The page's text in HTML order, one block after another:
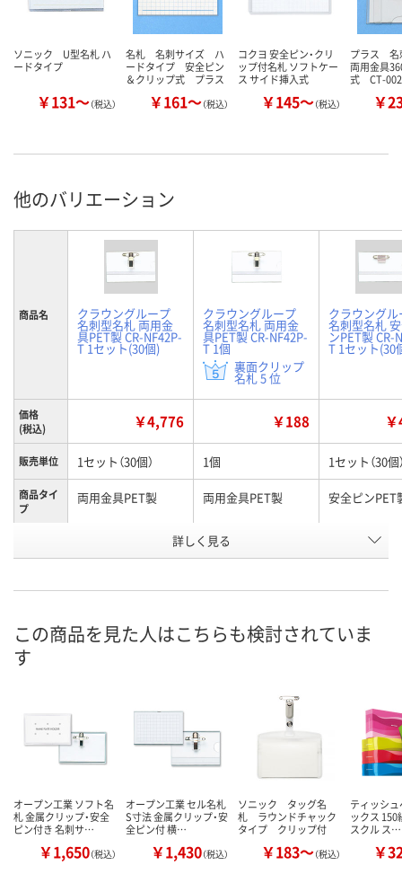
ソニック U型名札 ハ
ードタイプ
￥131～（税込）
名札 名刺サイズ ハ
ードタイプ 安全ピン
＆クリップ式 プラス
￥161～（税込）
コクヨ 安全ピン・クリ
ップ付名札 ソフトケー
ス サイド挿入式
￥145～（税込）
プラス
両用金具
式 CT-002
￥
他のバリエーション
商品名 クラウングループ
名刺型名札 両用金
具PET製 CR-NF42P-
T 1セット(30個)
クラウングループ
名刺型名札 両用金
具PET製 CR-NF42P-
T 1個
裏面クリップ
名札 5 位
クラウングル
名刺型名札
ンPET製 CR-
T 1セット(30
価格
(税込)
￥4,776 ￥188
販売単位 1セット（30個） 1個 1セット（30個
商品タイ
プ
両用金具PET製 両用金具PET製 安全ピンPET
HN47762 WW48431
お届け日 8月11日（火） 8月11日（火） 8月17日（月）
カゴへ カ
詳しく見る
この商品を見た人はこちらも検討されていま
す
オープン工業 ソフト名
札 金属クリップ・安全
ピン付き 名刺サ…
￥1,650（税込）
オープン工業 セル名札
S寸法 金属クリップ・安
全ピン付 横…
￥1,430（税込）
ソニック タッグ名
札 ラウンドチャック
タイプ クリップ付
￥183～（税込）
ティッシ
ックス 150
スクル ス…
￥